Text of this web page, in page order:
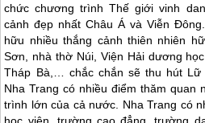
chức chương trình Thế giới vinh
cảnh đẹp nhất Châu Á và Viễn
hữu nhiều thắng cảnh thiên nhiên
Sơn, nhà thờ Núi, Viện Hải dương học
Tháp Bà,… chắc chắn sẽ thu hút Lữ
Nha Trang có nhiều điểm thăm quan
trình lớn của cả nước. Nha Trang có